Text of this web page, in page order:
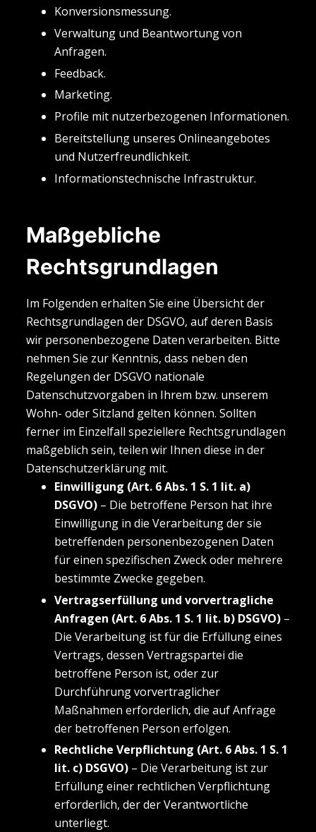
Konversionsmessung.
Verwaltung und Beantwortung von
Anfragen.
Feedback.
Marketing.
Profile mit nutzerbezogenen Informationen.
Bereitstellung unseres Onlineangebotes
und Nutzerfreundlichkeit.
Informationstechnische Infrastruktur.
Maßgebliche
Rechtsgrundlagen
Im Folgenden erhalten Sie eine Übersicht der
Rechtsgrundlagen der DSGVO, auf deren Basis
wir personenbezogene Daten verarbeiten. Bitte
nehmen Sie zur Kenntnis, dass neben den
Regelungen der DSGVO nationale
Datenschutzvorgaben in Ihrem bzw. unserem
Wohn- oder Sitzland gelten können. Sollten
ferner im Einzelfall speziellere Rechtsgrundlagen
maßgeblich sein, teilen wir Ihnen diese in der
Datenschutzerklärung mit.
Einwilligung (Art. 6 Abs. 1 S. 1 lit. a)
DSGVO)– Die betroffene Person hat ihre
Einwilligung in die Verarbeitung der sie
betreffenden personenbezogenen Daten
für einen spezifischen Zweck oder mehrere
bestimmte Zwecke gegeben.
Vertragserfüllung und vorvertragliche
Anfragen (Art. 6 Abs. 1 S. 1 lit. b) DSGVO)–
Die Verarbeitung ist für die Erfüllung eines
Vertrags, dessen Vertragspartei die
betroffene Person ist, oder zur
Durchführung vorvertraglicher
Maßnahmen erforderlich, die auf Anfrage
der betroffenen Person erfolgen.
Rechtliche Verpflichtung (Art. 6 Abs. 1 S. 1
lit. c) DSGVO)– Die Verarbeitung ist zur
Erfüllung einer rechtlichen Verpflichtung
erforderlich, der der Verantwortliche
unterliegt.